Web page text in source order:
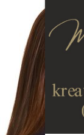
Sachsen
Stellenangebote